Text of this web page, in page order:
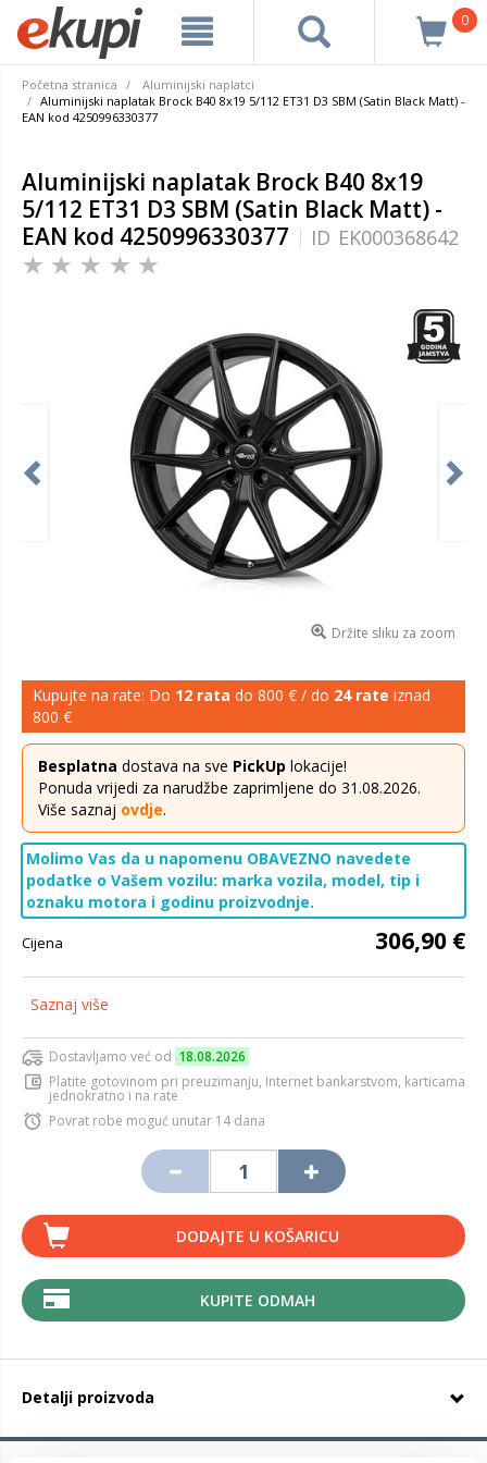
0
Početna stranica
Aluminijski naplatci
Aluminijski naplatak Brock B40 8x19 5/112 ET31 D3 SBM (Satin Black Matt) -
EAN kod 4250996330377
Aluminijski naplatak Brock B40 8x19
5/112 ET31 D3 SBM (Satin Black Matt) -
EAN kod 4250996330377
ID EK000368642
Držite sliku za zoom
Kupujte na rate: Do 12 rata do 800 € / do 24 rate iznad
800 €
Besplatna dostava na sve PickUp lokacije!
Ponuda vrijedi za narudžbe zaprimljene do 31.08.2026.
Više saznaj ovdje.
Molimo Vas da u napomenu OBAVEZNO navedete
podatke o Vašem vozilu: marka vozila, model, tip i
oznaku motora i godinu proizvodnje.
Cijena 306,90 €
Saznaj više
Dostavljamo već od 18.08.2026
Platite gotovinom pri preuzimanju, Internet bankarstvom, karticama
jednokratno i na rate
Povrat robe moguć unutar 14 dana
DODAJTE U KOŠARICU
KUPITE ODMAH
Detalji proizvoda